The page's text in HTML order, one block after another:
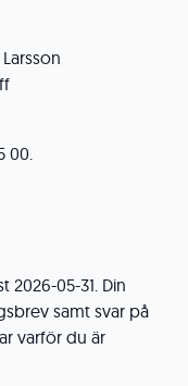
00.
05-31. Din
samt svar på
varför du är